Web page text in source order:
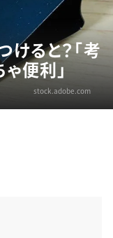
けると？「考
便利」
stock.adobe.com